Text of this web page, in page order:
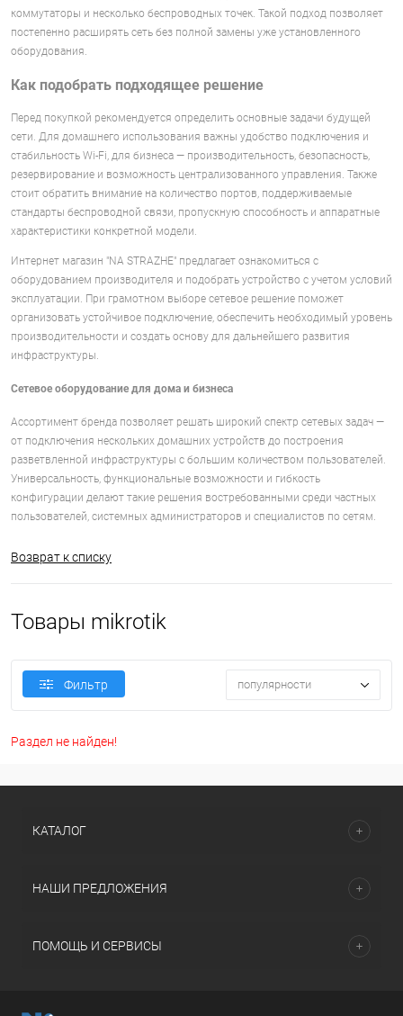
коммутаторы и несколько беспроводных точек. Такой подход позволяет
постепенно расширять сеть без полной замены уже установленного
оборудования.
Как подобрать подходящее решение
Перед покупкой рекомендуется определить основные задачи будущей
сети. Для домашнего использования важны удобство подключения и
стабильность Wi-Fi, для бизнеса — производительность, безопасность,
резервирование и возможность централизованного управления. Также
стоит обратить внимание на количество портов, поддерживаемые
стандарты беспроводной связи, пропускную способность и аппаратные
характеристики конкретной модели.
Интернет магазин "NA STRAZHE" предлагает ознакомиться с
оборудованием производителя и подобрать устройство с учетом условий
эксплуатации. При грамотном выборе сетевое решение поможет
организовать устойчивое подключение, обеспечить необходимый уровень
производительности и создать основу для дальнейшего развития
инфраструктуры.
Сетевое оборудование для дома и бизнеса
Ассортимент бренда позволяет решать широкий спектр сетевых задач —
от подключения нескольких домашних устройств до построения
разветвленной инфраструктуры с большим количеством пользователей.
Универсальность, функциональные возможности и гибкость
конфигурации делают такие решения востребованными среди частных
пользователей, системных администраторов и специалистов по сетям.
Возврат к списку
Товары mikrotik
Фильтр популярности
Раздел не найден!
КАТАЛОГ
НАШИ ПРЕДЛОЖЕНИЯ
ПОМОЩЬ И СЕРВИСЫ